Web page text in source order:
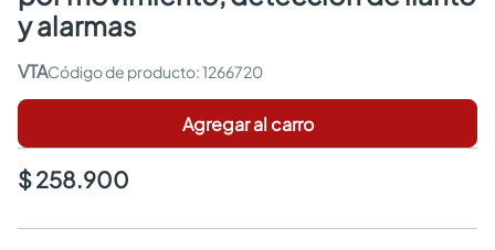
y alarmas
VTA :1266720
Agregar al carro
$ 258.900